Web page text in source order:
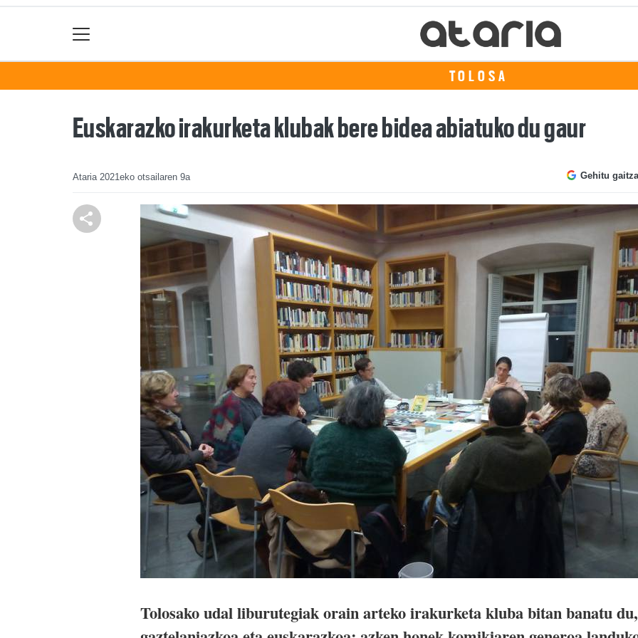
TOLOSA
Euskarazko irakurketa klubak bere bidea abiatuko du gaur
Ataria 2021eko otsailaren 9a Gehitu
Tolosako udal liburutegiak orain arteko irakurketa kluba bitan banatu du,